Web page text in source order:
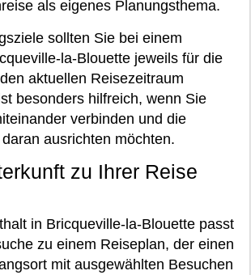
als eigenes Planungsthema.
sollten Sie bei einem
la-Blouette jeweils für die
aktuellen Reisezeitraum
besonders hilfreich, wenn Sie
verbinden und die
ausrichten möchten.
zu Ihrer Reise
in Bricqueville-la-Blouette passt
zu einem Reiseplan, der einen
mit ausgewählten Besuchen